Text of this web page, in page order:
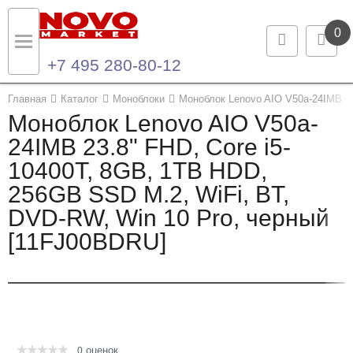
0
+7 495 280-80-12
Главная Каталог Моноблоки Моноблок Lenovo AIO V50a-24IMB
Моноблок Lenovo AIO V50a-
24IMB 23.8" FHD, Core i5-
10400T, 8GB, 1TB HDD,
256GB SSD M.2, WiFi, BT,
DVD-RW, Win 10 Pro, черный
[11FJ00BDRU]
0 оценок
Назад
Каталог продукции
Ноутбуки и ультрабуки
Компьютеры
Моноблоки
Назад
Контакты
Контактная информация